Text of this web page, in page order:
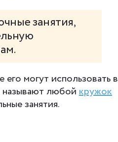
занятия,
его могут использовать в
называют любой кружок
занятия.